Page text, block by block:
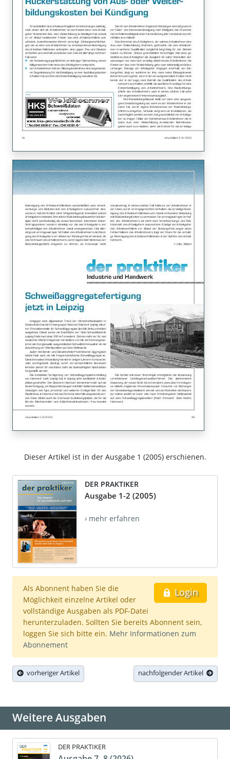
Dieser Artikel ist in der Ausgabe 1 (2005) erschienen.
DER PRAKTIKER
Ausgabe 1-2 (2005)
› mehr erfahren
Login
Als Abonnent haben Sie die
Möglichkeit einzelne Artikel oder
vollständige Ausgaben als PDF-Datei
herunterzuladen. Sollten Sie bereits Abonnent sein,
loggen Sie sich bitte ein. Mehr Informationen zum
Abonnement
vorheriger Artikel nachfolgender Artikel
Weitere Ausgaben
DER PRAKTIKER